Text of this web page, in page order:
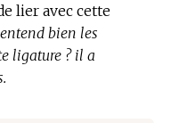
lier avec cette
bien les
ligature ? il a